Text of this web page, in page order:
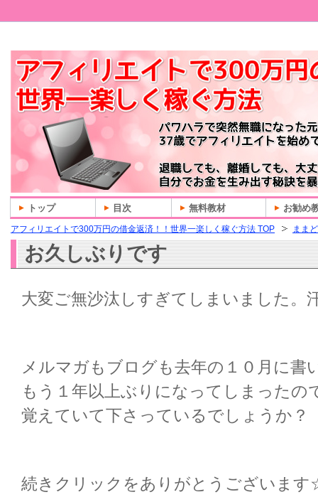
アフィリエイトで300万円の借金返済！！世界一楽しく稼ぐ方法 TOP まま
お久しぶりです
大変ご無沙汰しすぎてしまいました。
メルマガもブログも去年の１０月に書
もう１年以上ぶりになってしまったの
覚えていて下さっているでしょうか？
続きクリックをありがとうございま
トップ 目次 無料教材 お勧め